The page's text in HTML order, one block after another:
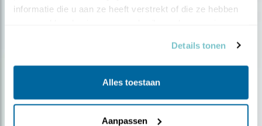
informatie die u aan ze heeft verstrekt of die ze hebben
Details tonen
Alles toestaan
Aanpassen
Ontvang 5 x Vogels voor € 36,00 per jaar